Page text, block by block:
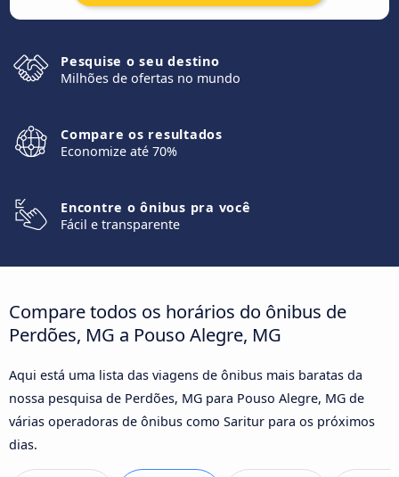
Pesquise o seu destino
Milhões de ofertas no mundo
Compare os resultados
Economize até 70%
Encontre o ônibus pra você
Fácil e transparente
Compare todos os horários do ônibus de
Perdões, MG a Pouso Alegre, MG
Aqui está uma lista das viagens de ônibus mais baratas da
nossa pesquisa de Perdões, MG para Pouso Alegre, MG de
várias operadoras de ônibus como Saritur para os próximos
dias.